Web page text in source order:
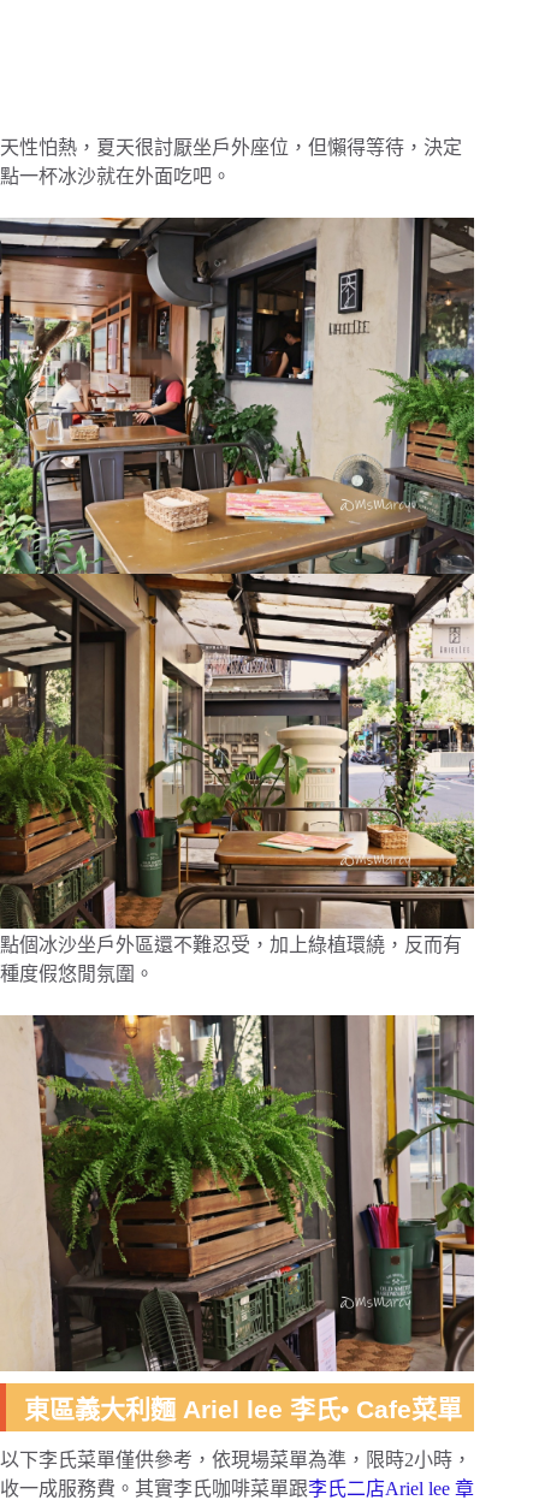
天性怕熱，夏天很討厭坐戶外座位，但懶得等待，決定
點一杯冰沙就在外面吃吧。
點個冰沙坐戶外區還不難忍受，加上綠植環繞，反而有
種度假悠閒氛圍。
東區義大利麵 Ariel lee 李氏• Cafe菜單
以下李氏菜單僅供參考，依現場菜單為準，限時2小時，
收一成服務費。其實李氏咖啡菜單跟李氏二店Ariel lee 章